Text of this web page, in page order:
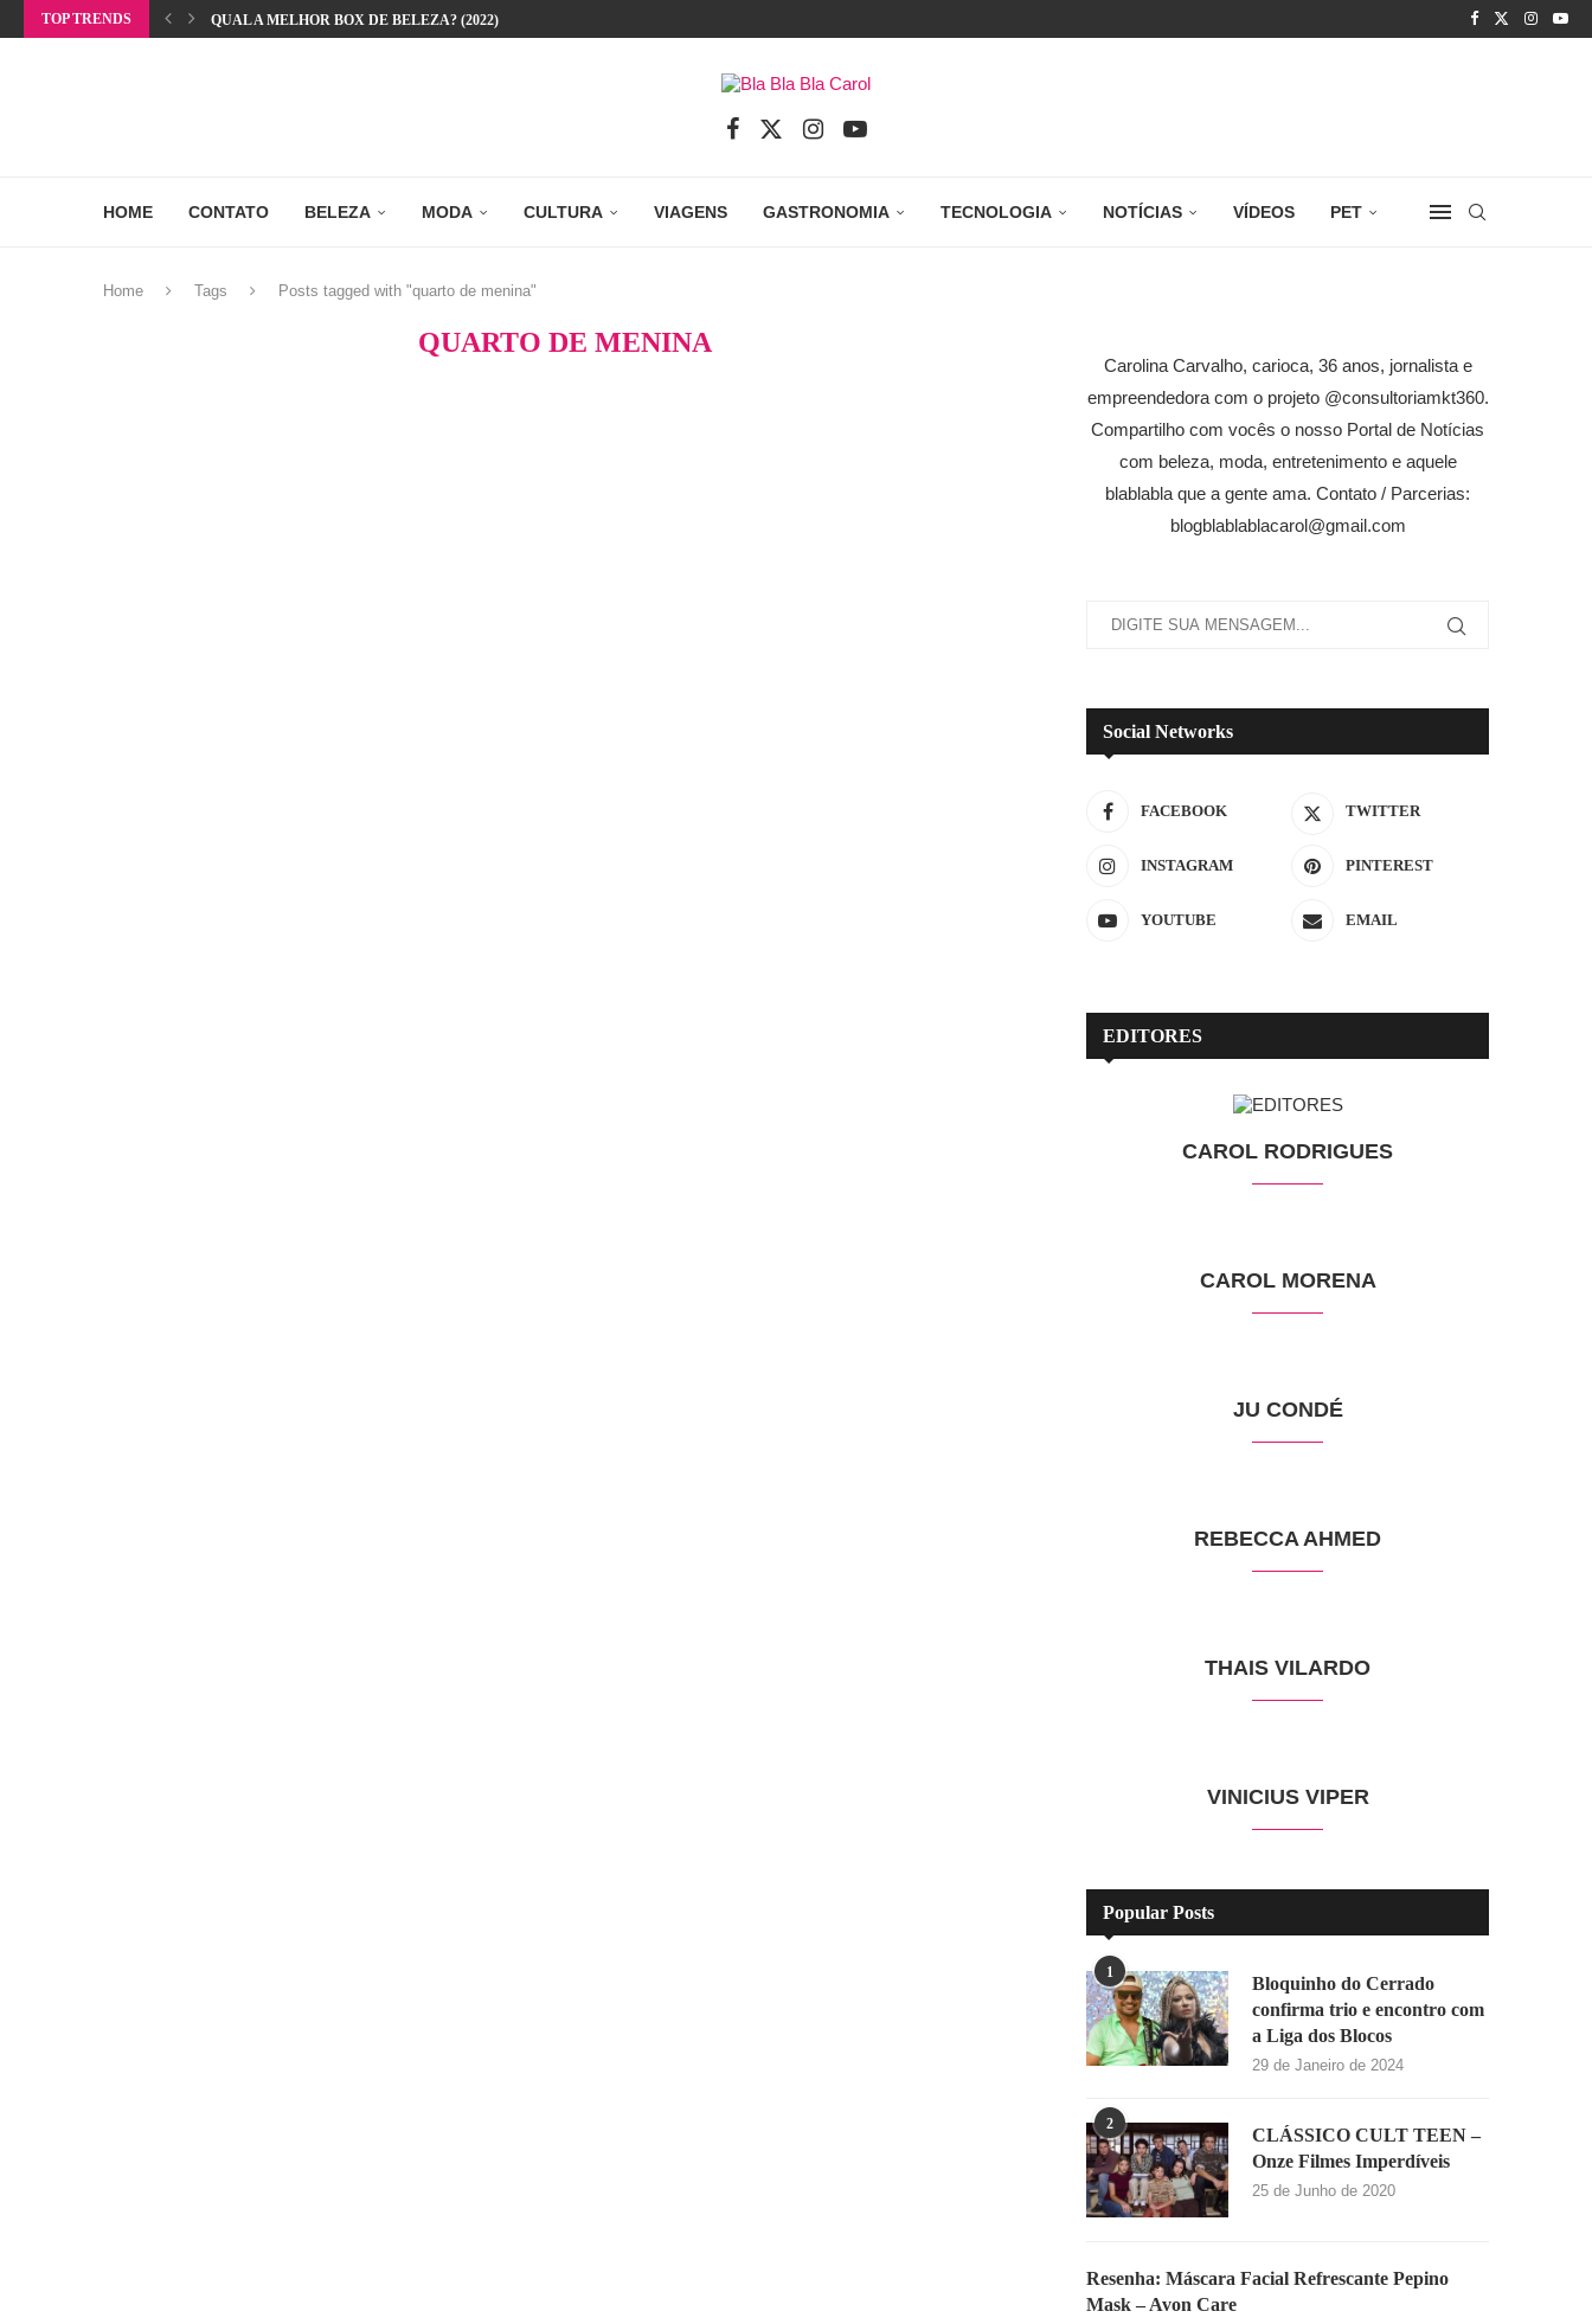
TOP TRENDS QUAL A MELHOR BOX DE BELEZA? (2022)
HOME CONTATO BELEZA MODA CULTURA VIAGENS GASTRONOMIA TECNOLOGIA NOTÍCIAS VÍDEOS PET
Home Tags Posts tagged with "quarto de menina"
QUARTO DE MENINA
Carolina Carvalho, carioca, 36 anos, jornalista e
empreendedora com o projeto @consultoriamkt360.
Compartilho com vocês o nosso Portal de Notícias
com beleza, moda, entretenimento e aquele
blablabla que a gente ama. Contato / Parcerias:
blogblablablacarol@gmail.com
Social Networks
FACEBOOK TWITTER
INSTAGRAM PINTEREST
YOUTUBE EMAIL
EDITORES
CAROL RODRIGUES
CAROL MORENA
JU CONDÉ
REBECCA AHMED
THAIS VILARDO
VINICIUS VIPER
Popular Posts
1
Bloquinho do Cerrado
confirma trio e encontro com
a Liga dos Blocos
29 de Janeiro de 2024
2
CLÁSSICO CULT TEEN –
Onze Filmes Imperdíveis
25 de Junho de 2020
Resenha: Máscara Facial Refrescante Pepino
Mask – Avon Care